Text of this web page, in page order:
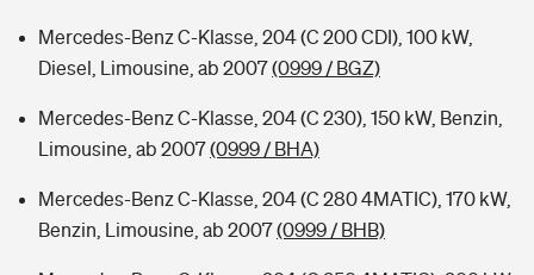
Mercedes-Benz C-Klasse, 204 (C 200 CDI), 100 kW,
Diesel, Limousine, ab 2007(0999 / BGZ)
Mercedes-Benz C-Klasse, 204 (C 230), 150 kW, Benzin,
Limousine, ab 2007(0999 / BHA)
Mercedes-Benz C-Klasse, 204 (C 280 4MATIC), 170 kW,
Benzin, Limousine, ab 2007(0999 / BHB)